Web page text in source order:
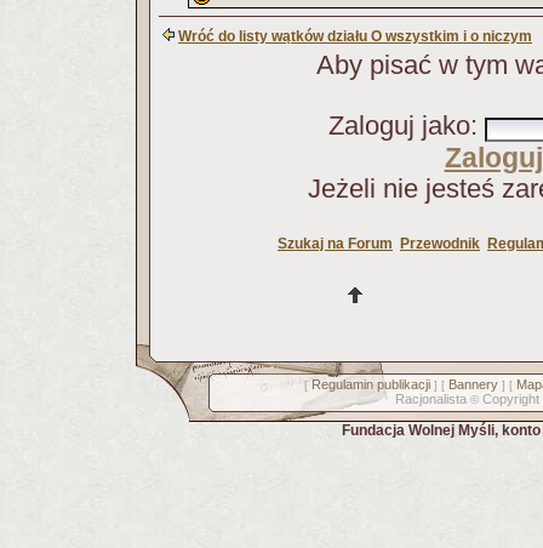
Wróć do listy wątków działu O wszystkim i o niczym
Aby pisać w tym
Zaloguj jako:
Jeżeli nie jesteś
Szukaj na Forum Przewodnik
[ Regulamin publikacji] [ Bannery] [
Racjonalista © Copyright
Fundacja Wolnej Myśli,